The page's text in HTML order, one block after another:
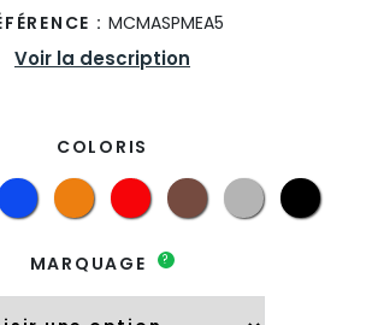
: MCMASPMEA5
Voir la description
COLORIS
MARQUAGE ?